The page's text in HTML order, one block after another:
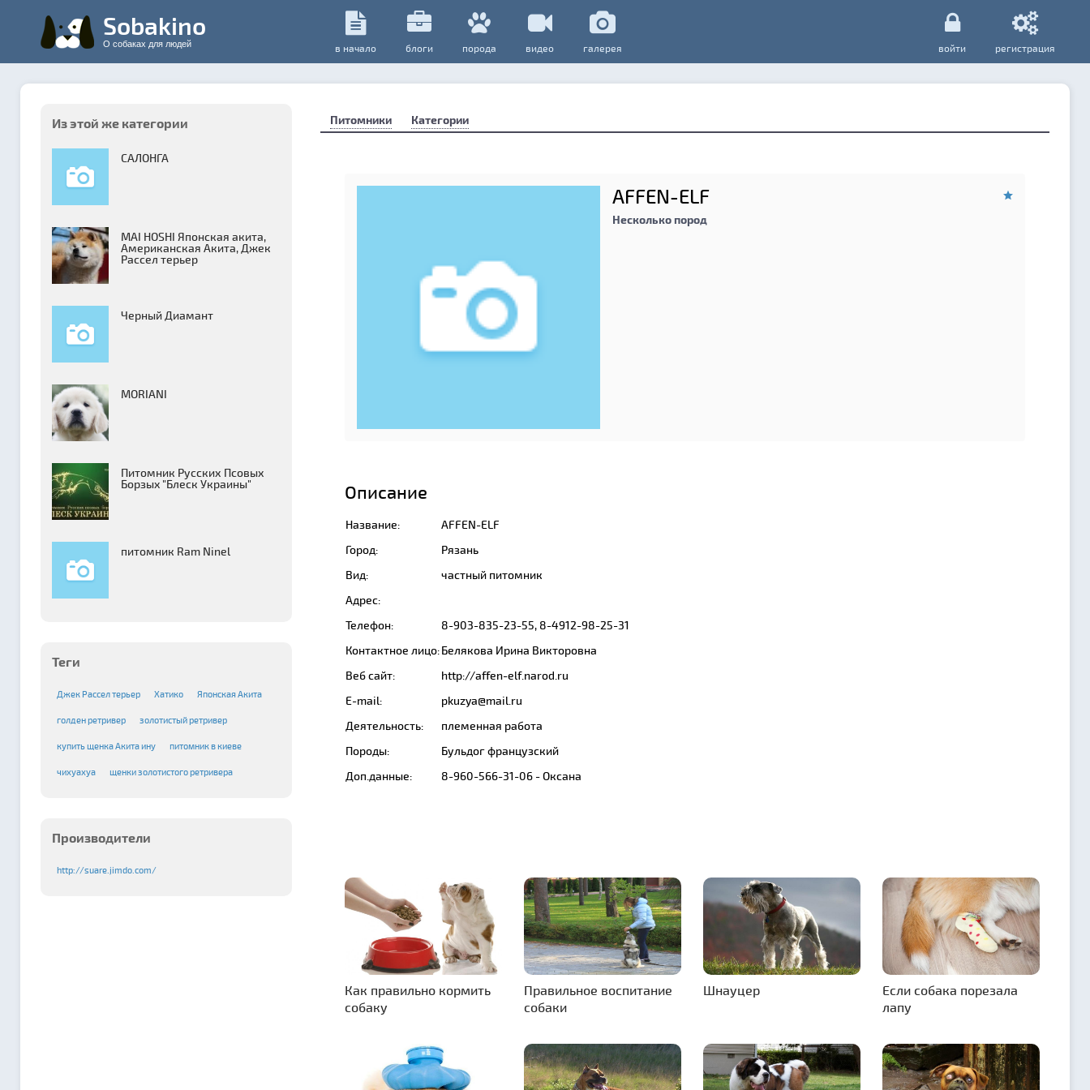
Sobakino
О собаках для людей в начало блоги порода видео галерея войти регистрация
Из этой же категории
САЛОНГА
MAI HOSHI Японская акита,
Американская Акита, Джек
Рассел терьер
Черный Диамант
MORIANI
Питомник Русских Псовых
Борзыx "Блеск Украины"
питомник Ram Ninel
Теги
Джек Рассел терьер Хатико Японская Акита
голден ретривер золотистый ретривер
купить щенка Акита ину питомник в киеве
чихуахуа щенки золотистого ретривера
Производители
http://suare.jimdo.com/
Питомники Категории
AFFEN-ELF
Несколько пород
Описание
Название:
AFFEN-ELF
Город:
Рязань
Вид:
частный питомник
Адрес:
Телефон:
8-903-835-23-55, 8-4912-98-25-31
Контактное лицо:Белякова Ирина Викторовна
Веб сайт:
http://affen-elf.narod.ru
E-mail:
pkuzya@mail.ru
Деятельность:
племенная работа
Породы:
Бульдог французский
Доп.данные:
8-960-566-31-06 - Оксана
Как правильно кормить
собаку
Правильное воспитание
собаки
Шнауцер
Если собака порезала
лапу